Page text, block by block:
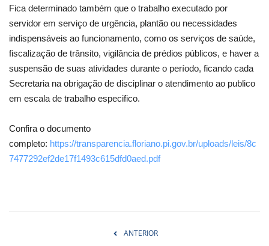
Fica determinado também que o trabalho executado por
servidor em serviço de urgência, plantão ou necessidades
indispensáveis ao funcionamento, como os serviços de saúde,
fiscalização de trânsito, vigilância de prédios públicos, e haver a
suspensão de suas atividades durante o período, ficando cada
Secretaria na obrigação de disciplinar o atendimento ao publico
em escala de trabalho especifico.
Confira o documento
completo: https://transparencia.floriano.pi.gov.br/uploads/leis/8c
7477292ef2de17f1493c615dfd0aed.pdf
ANTERIOR